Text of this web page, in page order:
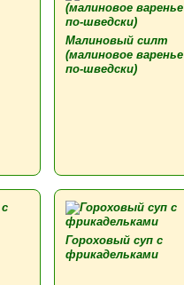
Малиновый силт
(малиновое варенье
по-шведски)
Гороховый суп с
фрикадельками